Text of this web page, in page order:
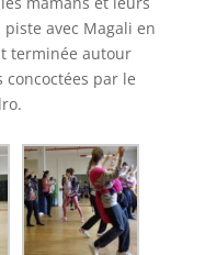
avec Magali en
terminée autour
concoctées par le